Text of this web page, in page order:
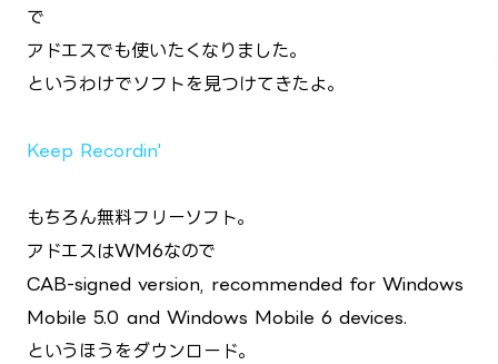
で
アドエスでも使いたくなりました。
というわけでソフトを見つけてきたよ。
Keep Recordin'
もちろん無料フリーソフト。
アドエスはWM6なので
CAB-signed version, recommended for Windows
Mobile 5.0 and Windows Mobile 6 devices.
というほうをダウンロード。